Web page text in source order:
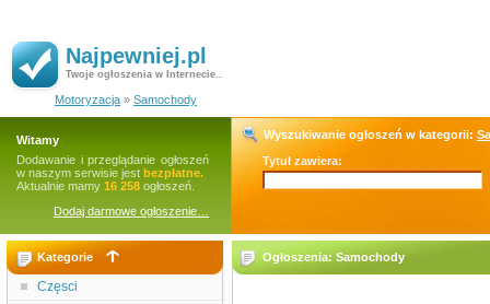
Najpewniej.pl
Twoje ogłoszenia w Internecie..
Motoryzacja » Samochody
Witamy
Dodawanie i przeglądanie ogłoszeń
w naszym serwisie jest bezpłatne.
Aktualnie mamy 16 258 ogłoszeń.
Dodaj darmowe ogłoszenie…
Wyszukiwanie ogłoszeń w kategorii:
Tytuł zawiera:
Kategorie
Częsci
Ogłoszenia: Samochody